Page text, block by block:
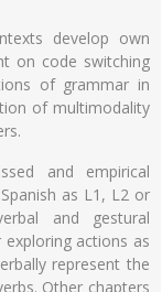
develop own
on code switching
of grammar in
of multimodality
and empirical
as L1, L2 or
and gestural
actions as
represent the
Other chapters